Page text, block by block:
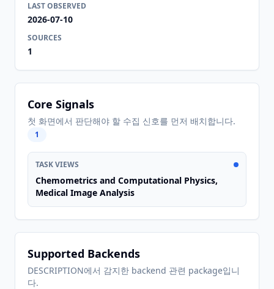
LAST OBSERVED
2026-07-10
SOURCES
1
Core Signals
첫 화면에서 판단해야 할 수집 신호를 먼저 배치합니다.
1
TASK VIEWS
Chemometrics and Computational Physics,
Medical Image Analysis
Supported Backends
DESCRIPTION에서 감지한 backend 관련 package입니
다.